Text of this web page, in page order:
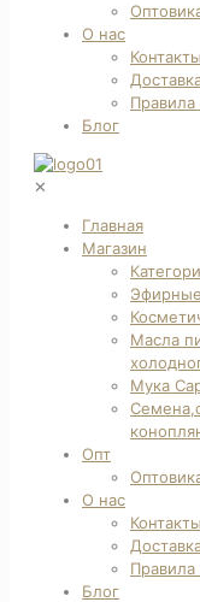
О нас
Контакты
Правила
Блог
✕
Главная
Магазин
Эфирные
Масла
Мука
Опт
О нас
Контакты
Правила
Блог